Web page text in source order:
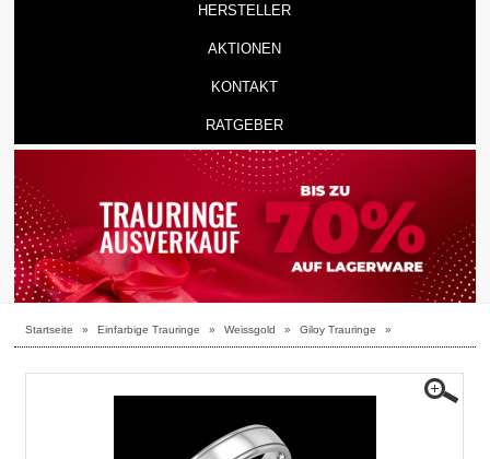
HERSTELLER
AKTIONEN
KONTAKT
RATGEBER
Startseite » Einfarbige Trauringe » Weissgold » Giloy Trauringe »